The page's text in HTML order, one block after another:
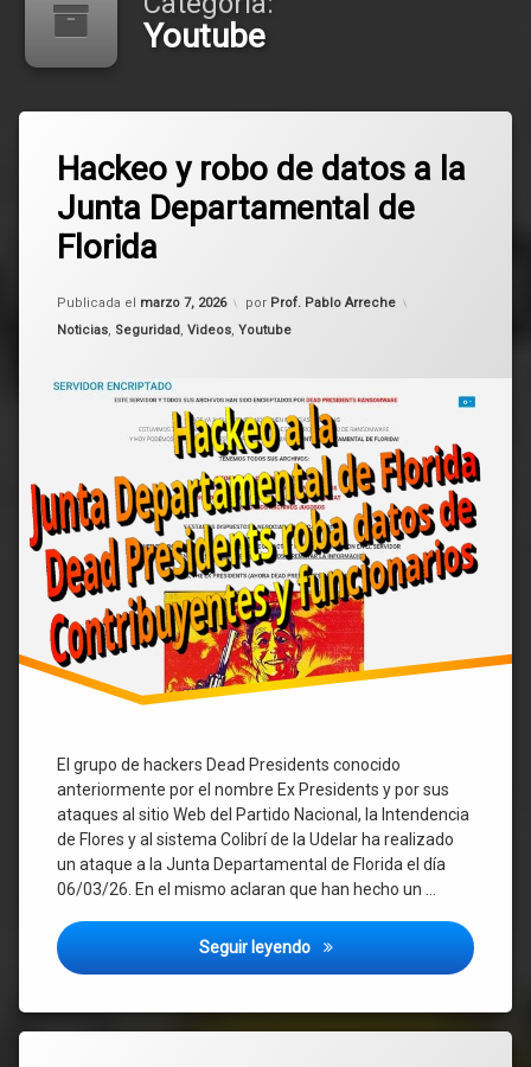
Youtube
Hackeo y robo de datos a la
Junta Departamental de
Florida
Publicada el marzo 7, 2026
Actualizado el marzo 7, 2026
por Prof. Pablo Arreche
Categorías:
Noticias, Seguridad, Videos, Youtube
El grupo de hackers Dead Presidents conocido
anteriormente por el nombre Ex Presidents y por sus
ataques al sitio Web del Partido Nacional, la Intendencia
de Flores y al sistema Colibrí de la Udelar ha realizado
un ataque a la Junta Departamental de Florida el día
06/03/26. En el mismo aclaran que han hecho un …
Seguir leyendo Hackeo y robo de datos a
ciberseguridad
Estado
Florida
Ransomware
un
comentario
en
Hackeo
robo
datos
a
Departamental